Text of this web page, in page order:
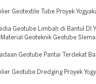
Geotextile Tube Proyek
Geotube Limbah di Bantul DI
Geoteknik Geotube
Geotube Pantai Terdekat
Geotube Dredging Proyek